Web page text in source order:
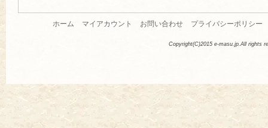
ホーム マイアカウント お問い合わせ プライバシーポリシー
Copyright(C)2015 e-masu.jp.All rights